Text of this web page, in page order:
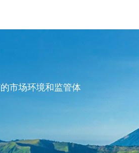
市场环境和监管体